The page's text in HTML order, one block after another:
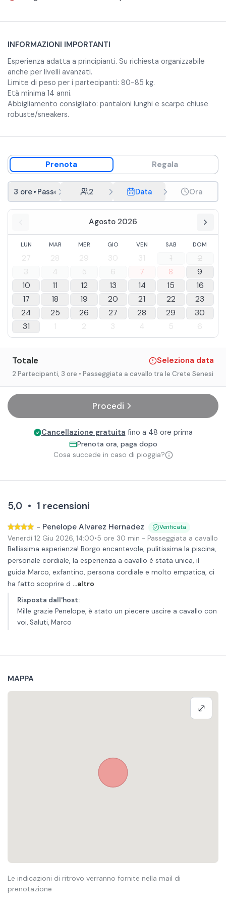
INFORMAZIONI IMPORTANTI
Esperienza adatta a principianti. Su richiesta organizzabile
anche per livelli avanzati.
Limite di peso per i partecipanti: 80-85 kg.
Età minima 14 anni.
Abbigliamento consigliato: pantaloni lunghi e scarpe chiuse
robuste/sneakers.
Prenota Regala
3 ore• Passeggiata a cavallo tra le Crete Senesi
2 Data Ora
Agosto 2026
LUN MAR MER GIO VEN SAB DOM
27 28 29 30 31 1
2
3
4 5 6 7 8
9
10
11 12 13 14 15
16
17
18 19 20 21 22
23
24
25 26 27 28 29
30
31
1 2 3 4 5 6
Totale Seleziona data
2 Partecipanti, 3 ore • Passeggiata a cavallo tra le Crete Senesi
Procedi
Cancellazione gratuita fino a 48 ore prima
Prenota ora, paga dopo
Cosa succede in caso di pioggia?
5,0 • 1 recensioni
- Penelope Alvarez Hernadez Verificata
Venerdì 12 Giu 2026, 14:00•5 ore 30 min - Passeggiata a cavallo
Bellissima esperienza! Borgo encantevole, pulitissima la piscina,
personale cordiale, la esperienza a cavallo è stata unica, il
guida Marco, exfantino, persona cordiale e molto empatica, ci
ha fatto scoprire d ...altro
Risposta dall'host:
Mille grazie Penelope, è stato un piecere uscire a cavallo con
voi, Saluti, Marco
MAPPA
Le indicazioni di ritrovo verranno fornite nella mail di
prenotazione